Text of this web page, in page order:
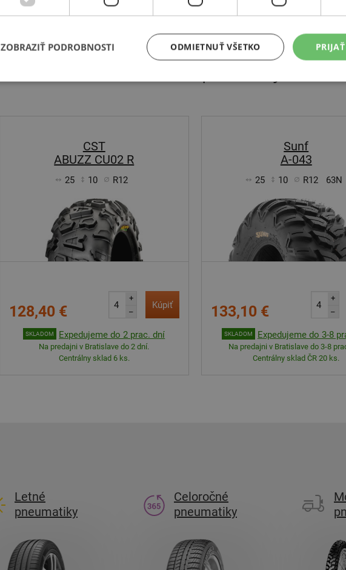
CST
ABUZZ CU02 R
25 10 R12
128,40 €
+
–
Kúpiť
SKLADOM Expedujeme do 2 prac. dní
Na predajni v Bratislave do 2 dní.
Centrálny sklad 6 ks.
Sunf
A-043
25 10 R12 63N
133,10 €
+
–
SKLADOM Expedujeme do 3-8
Na predajni v Bratislave do 3-8
Centrálny sklad ČR 20 ks.
Letné
pneumatiky
Celoročné
pneumatiky
ODMIETNUŤ VŠETKO
ZOBRAZIŤ PODROBNOSTI